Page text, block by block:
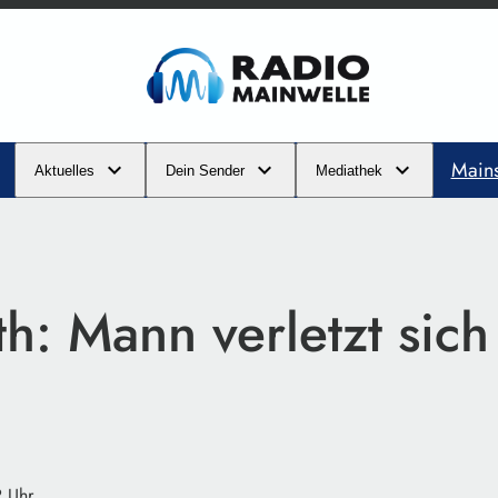
Aktuelles Dein Sender Mediathek
Mann verletzt